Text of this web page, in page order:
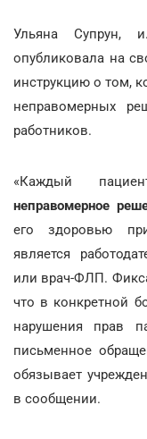
Ульяна Супрун,
опубликовала на
инструкцию о том,
неправомерных
работников.
«Каждый
неправомерное
его здоровью
является
или врач-ФЛП.
что в конкретной
нарушения прав
письменное
обязывает
в сообщении.